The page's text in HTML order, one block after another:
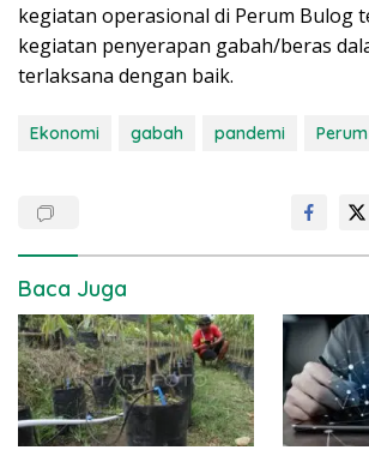
kegiatan operasional di Perum Bulog
kegiatan penyerapan gabah/beras
terlaksana dengan baik.
Ekonomi gabah pandemi
Baca Juga